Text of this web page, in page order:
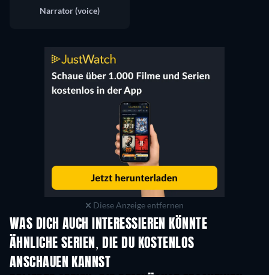
Narrator (voice)
Diese Anzeige entfernen
WAS DICH AUCH INTERESSIEREN KÖNNTE
Serie Serie
ÄHNLICHE SERIEN, DIE DU KOSTENLOS
ANSCHAUEN KANNST
Serie